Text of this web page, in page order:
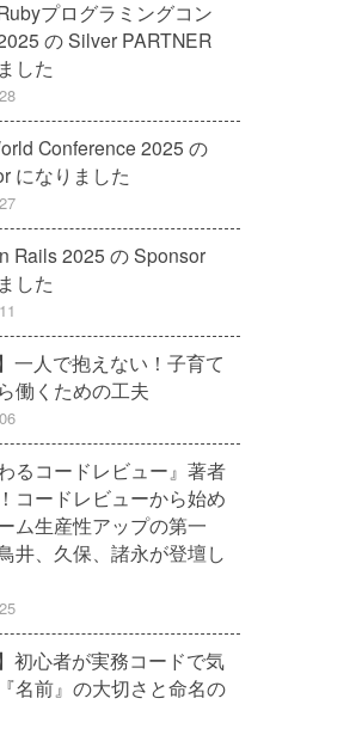
プログラミングコン
の Silver PARTNER
した
Conference 2025 の
になりました
Rails 2025 の Sponsor
した
一人で抱えない！子育て
働くための工夫
るコードレビュー』著者
コードレビューから始め
ム生産性アップの第一
井、久保、諸永が登壇し
初心者が実務コードで気
名前』の大切さと命名の